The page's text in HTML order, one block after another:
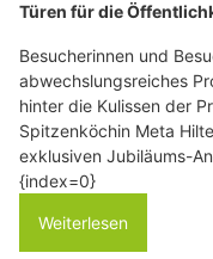
Türen für die
Besucherinnen und
abwechslungsreiches
hinter die Kulissen der
Spitzenköchin Meta
exklusiven Jubiläums-
{index=0}
Weiterlesen